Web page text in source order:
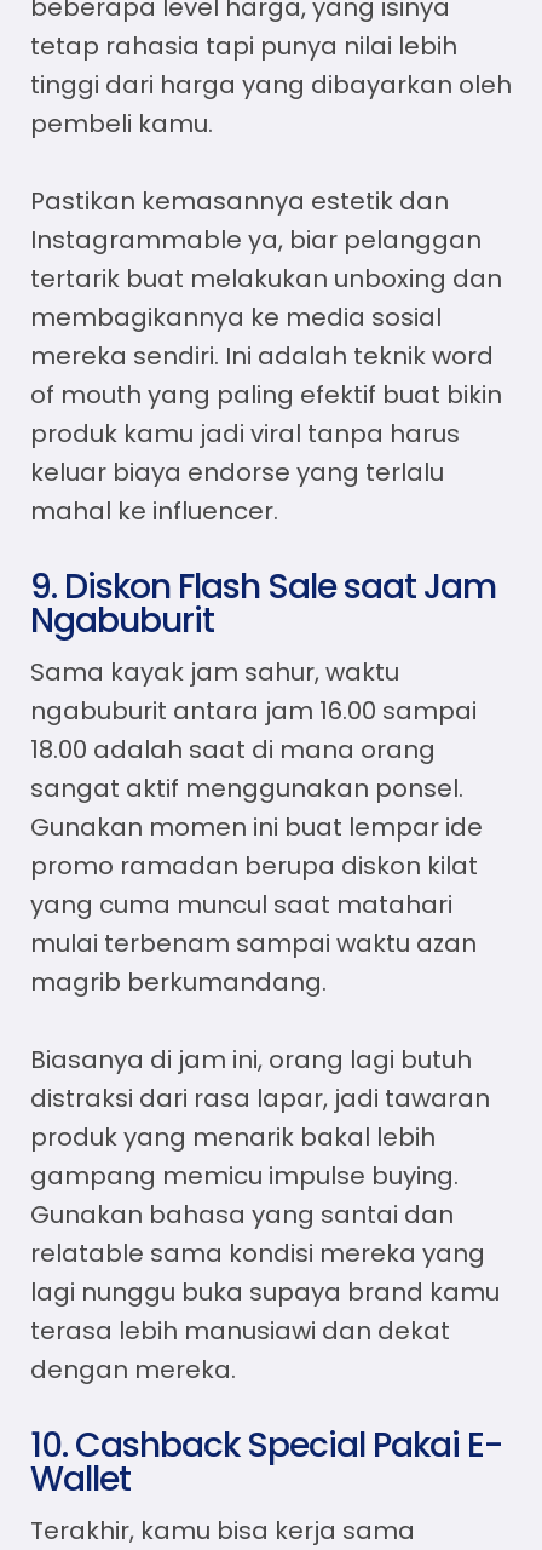
beberapa level harga, yang isinya
tetap rahasia tapi punya nilai lebih
tinggi dari harga yang dibayarkan oleh
pembeli kamu.
Pastikan kemasannya estetik dan
Instagrammable ya, biar pelanggan
tertarik buat melakukan unboxing dan
membagikannya ke media sosial
mereka sendiri. Ini adalah teknik word
of mouth yang paling efektif buat bikin
produk kamu jadi viral tanpa harus
keluar biaya endorse yang terlalu
mahal ke influencer.
9. Diskon Flash Sale saat Jam
Ngabuburit
Sama kayak jam sahur, waktu
ngabuburit antara jam 16.00 sampai
18.00 adalah saat di mana orang
sangat aktif menggunakan ponsel.
Gunakan momen ini buat lempar ide
promo ramadan berupa diskon kilat
yang cuma muncul saat matahari
mulai terbenam sampai waktu azan
magrib berkumandang.
Biasanya di jam ini, orang lagi butuh
distraksi dari rasa lapar, jadi tawaran
produk yang menarik bakal lebih
gampang memicu impulse buying.
Gunakan bahasa yang santai dan
relatable sama kondisi mereka yang
lagi nunggu buka supaya brand kamu
terasa lebih manusiawi dan dekat
dengan mereka.
10. Cashback Special Pakai E-
Wallet
Terakhir, kamu bisa kerja sama